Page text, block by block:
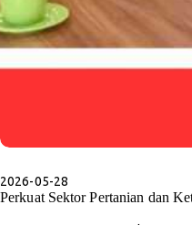
2026-05-28
Perkuat Sektor Pertanian dan